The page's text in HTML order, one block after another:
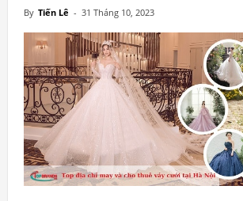
By Tiến Lê - 31 Tháng 10, 2023